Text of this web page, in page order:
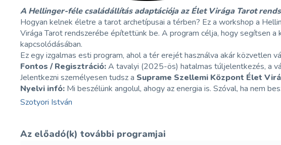
A Hellinger-féle családállítás adaptációja az Élet Virága Tarot
Hogyan kelnek életre a tarot archetípusai a térben? Ez a workshop a
Virága Tarot rendszerébe építettünk be. A program célja, hogy segítsen
kapcsolódásában.
Ez egy izgalmas esti program, ahol a tér erejét használva akár közvetlen
Fontos / Regisztráció:A tavalyi (2025-ös) hatalmas túljelentkezés, a
Jelentkezni személyesen tudsz a Suprame Szellemi Központ Élet
Nyelvi infó: Mi beszélünk angolul, ahogy az energia is. Szóval, ha nem
Szotyori István
Az előadó(k) további programjai